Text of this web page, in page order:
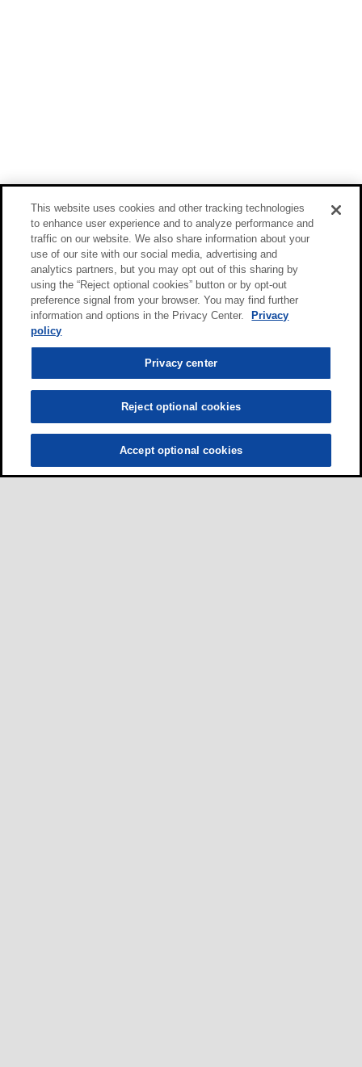
This website uses cookies and other tracking technologies
to enhance user experience and to analyze performance and
traffic on our website. We also share information about your
use of our site with our social media, advertising and
analytics partners, but you may opt out of this sharing by
using the “Reject optional cookies” button or by opt-out
preference signal from your browser. You may find further
information and options in the Privacy Center.
Privacy
policy
Privacy center
Reject optional cookies
Accept optional cookies